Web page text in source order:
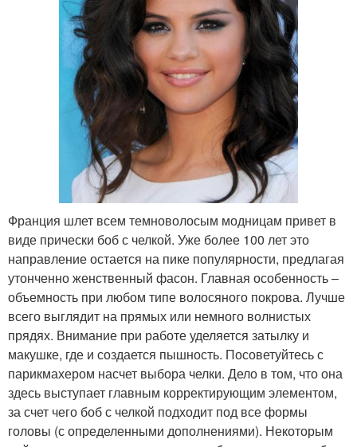
Франция шлет всем темноволосым модницам привет в
виде прически боб с челкой. Уже более 100 лет это
направление остается на пике популярности, предлагая
утонченно женственный фасон. Главная особенность –
объемность при любом типе волосяного покрова. Лучше
всего выглядит на прямых или немного волнистых
прядях. Внимание при работе уделяется затылку и
макушке, где и создается пышность. Посоветуйтесь с
парикмахером насчет выбора челки. Дело в том, что она
здесь выступает главным корректирующим элементом,
за счет чего боб с челкой подходит под все формы
головы (с определенными дополнениями). Некоторым